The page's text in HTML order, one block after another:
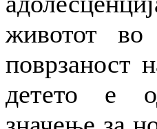
животот во
поврзаност
детето е